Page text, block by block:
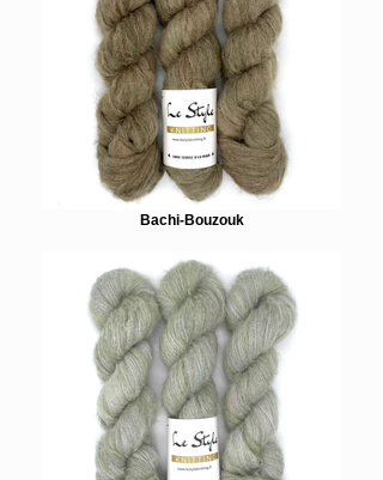
Bachi-Bouzouk